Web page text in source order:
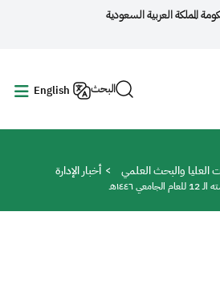
المملكة العربية السعودية
البحث English
العليا والبحث العلمي
أخبار الإدارة
١٤٤٦هـ